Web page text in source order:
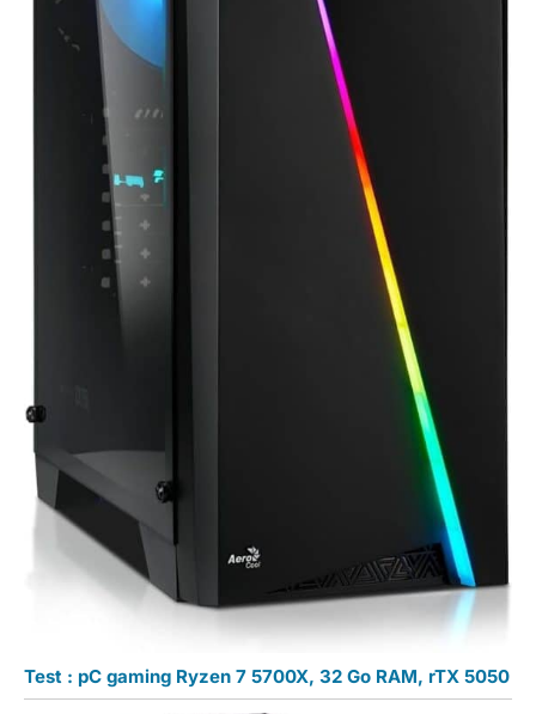
Test : pC gaming Ryzen 7 5700X, 32 Go RAM, rTX 5050